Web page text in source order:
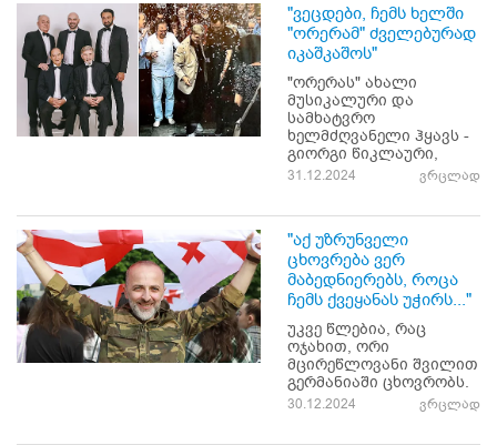
"ვეცდები, ჩემს ხელში
"ორერამ" ძველებურად
იკაშკაშოს"
"ორერას" ახალი
მუსიკალური და
სამხატვრო
ხელმძღვანელი ჰყავს -
გიორგი წიკლაური,
31.12.2024 ვრცლად
"აქ უზრუნველი
ცხოვრება ვერ
მაბედნიერებს, როცა
ჩემს ქვეყანას უჭირს..."
უკვე წლებია, რაც
ოჯახით, ორი
მცირეწლოვანი შვილით
გერმანიაში ცხოვრობს.
30.12.2024 ვრცლად